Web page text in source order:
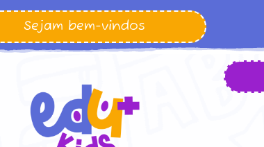
Sejam bem-vindos